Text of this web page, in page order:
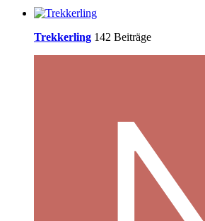
Trekkerling 142 Beiträge